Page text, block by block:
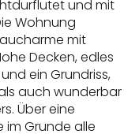
und mit
Wohnung
mit
Decken, edles
ein Grundriss,
auch wunderbar
Über eine
im Grunde alle